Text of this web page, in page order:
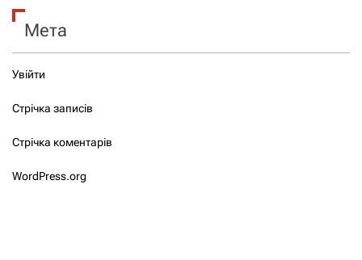
Мета
Увійти
Стрічка записів
Стрічка коментарів
WordPress.org